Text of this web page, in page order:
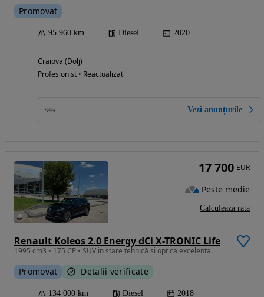
Promovat
95 960 km Diesel 2020
Craiova (Dolj)
Profesionist • Reactualizat
Vezi anunțurile
Renault Koleos 2.0 Energy dCi X-TRONIC Life
1995 cm3 • 175 CP • SUV in stare tehnică si optica excelenta.
Promovat Detalii verificate
134 000 km Diesel 2018
17 700 EUR
Peste medie
Calculeaza rata